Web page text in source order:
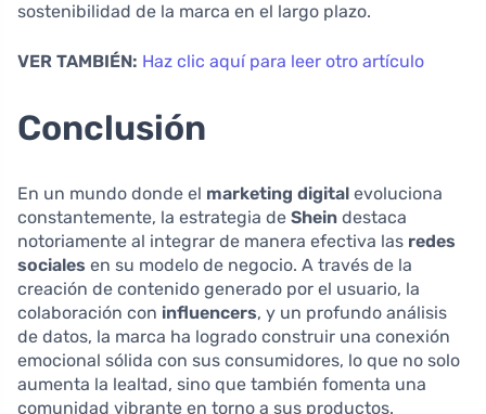
sostenibilidad de la marca en el largo plazo.
VER TAMBIÉN: Haz clic aquí para leer otro artículo
Conclusión
En un mundo donde el marketing digital evoluciona
constantemente, la estrategia de Shein destaca
notoriamente al integrar de manera efectiva las redes
sociales en su modelo de negocio. A través de la
creación de contenido generado por el usuario, la
colaboración con influencers, y un profundo análisis
de datos, la marca ha logrado construir una conexión
emocional sólida con sus consumidores, lo que no solo
aumenta la lealtad, sino que también fomenta una
comunidad vibrante en torno a sus productos.